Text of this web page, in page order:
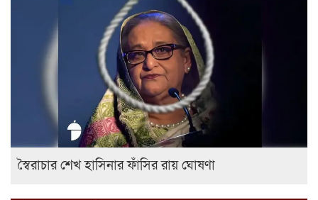
স্বৈরাচার শেখ হাসিনার ফাঁসির রায় ঘোষণা